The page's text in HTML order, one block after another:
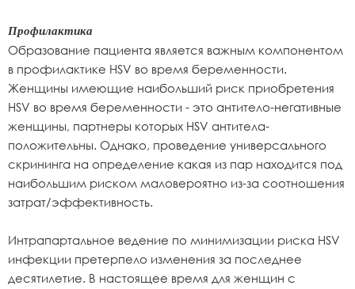
Профилактика
Образование пациента является важным компонентом
в профилактике HSV во время беременности.
Женщины имеющие наибольший риск приобретения
HSV во время беременности - это антитело-негативные
женщины, партнеры которых HSV антитела-
положительны. Однако, проведение универсального
скрининга на определение какая из пар находится под
наибольшим риском маловероятно из-за соотношения
затрат/эффективность.
Интрапартальное ведение по минимизации риска HSV
инфекции претерпело изменения за последнее
десятилетие. В настоящее время для женщин с